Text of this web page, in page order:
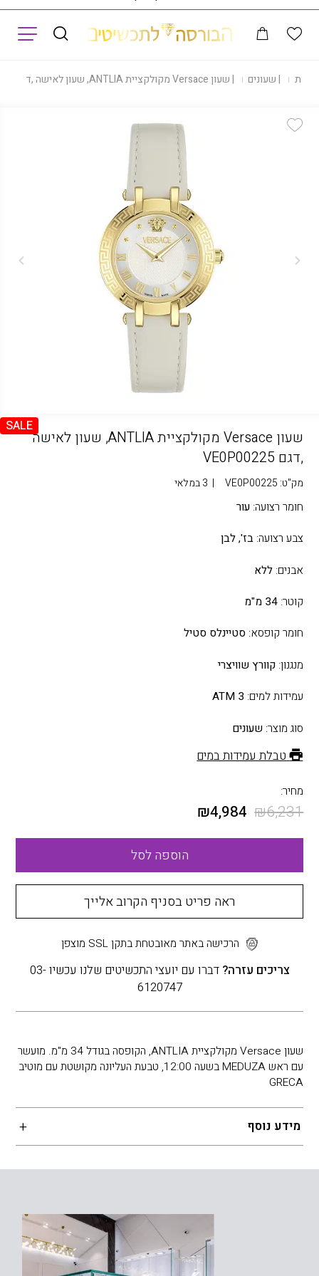
חנות |שעונים |שעון Versace מקולקציית ANTLIA, שעון לאישה ,דגם VE0P00225
SALE
שעון Versace מקולקציית ANTLIA, שעון לאישה
,דגם VE0P00225
מק"ט: VE0P00225
| 3 במלאי
חומר רצועה: עור
צבע רצועה: בז',לבן
אבנים: ללא
קוטר: 34 מ"מ
חומר קופסא: סטיינלס סטיל
מנגנון: קוורץ שוויצרי
עמידות למים: 3 ATM
סוג מוצר: שעונים
טבלת עמידות במים
מחיר:
₪6,231
₪4,984
הוספה לסל
ראה פריט בסניף הקרוב אלייך
הרכישה באתר מאובטחת בתקן SSL מוצפן
צריכים עזרה?
דברו עם יועצי התכשיטים שלנו עכשיו 03-
6120747
שעון Versace מקולקציית ANTLIA, הקופסה בגודל 34 מ"מ. מועשר
עם ראש MEDUZA בשעה 12:00, טבעת העליונה מקושטת עם מוטיב
GRECA
מידע נוסף